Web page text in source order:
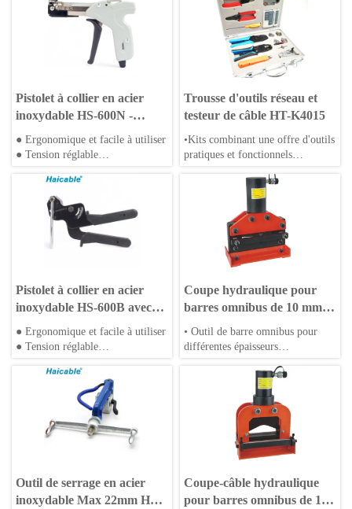
Pistolet à collier en acier
inoxydable HS-600N -
Largeur max. 7,9 mm
● Ergonomique et facile à utiliser
● Tension réglable
Trousse d'outils réseau et
testeur de câble HT-K4015
•Kits combinant une offre d'outils
pratiques et fonctionnels
•Multi-fonction combinée pour
répondre à différents domaines
•Outils compacts
•Emballage de qualité
Pistolet à collier en acier
inoxydable HS-600B avec
une largeur max. de 7,9 mm
● Ergonomique et facile à utiliser
● Tension réglable
Coupe hydraulique pour
barres omnibus de 10 mm
d'épaisseur CWC-150/200
• Outil de barre omnibus pour
différentes épaisseurs
Outil de serrage en acier
inoxydable Max 22mm HS-
Coupe-câble hydraulique
pour barres omnibus de 10